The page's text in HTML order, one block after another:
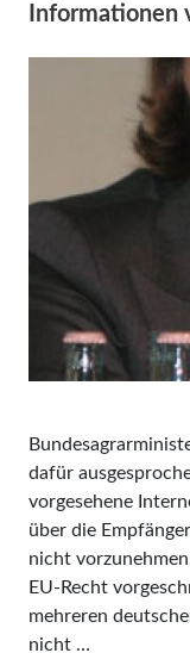
Informationen
dafür
vorgesehene
über die
nicht
EU-Recht
mehreren
nicht …